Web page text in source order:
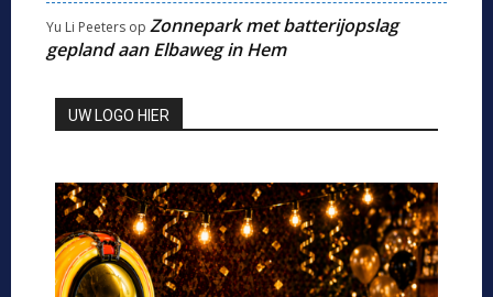
Yu Li Peeters op Zonnepark met batterijopslag
gepland aan Elbaweg in Hem
UW LOGO HIER